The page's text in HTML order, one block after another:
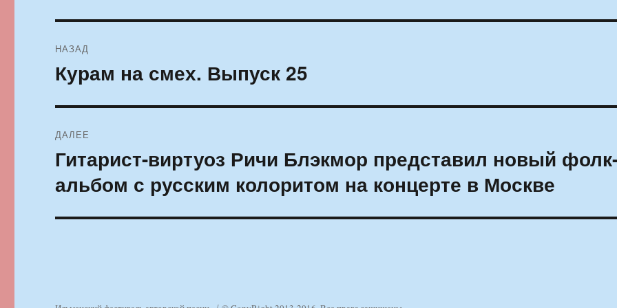
по
НАЗАД
Предыдущая
запись:
Курам на смех. Выпуск 25
ДАЛЕЕ
Следующая
Гитарист-виртуоз Ричи Блэкмор представил новый
альбом с русским колоритом на концерте в Москве